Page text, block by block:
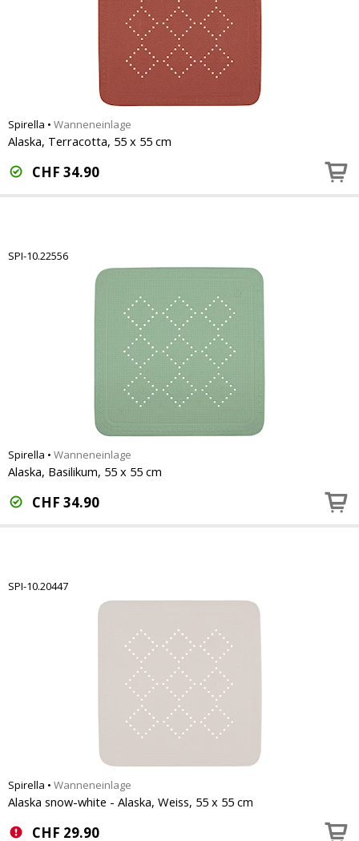
Spirella • Wanneneinlage
Alaska, Terracotta, 55 x 55 cm
CHF 34.90
SPI-10.22556
Spirella • Wanneneinlage
Alaska, Basilikum, 55 x 55 cm
CHF 34.90
SPI-10.20447
Spirella • Wanneneinlage
Alaska snow-white - Alaska, Weiss, 55 x 55 cm
CHF 29.90